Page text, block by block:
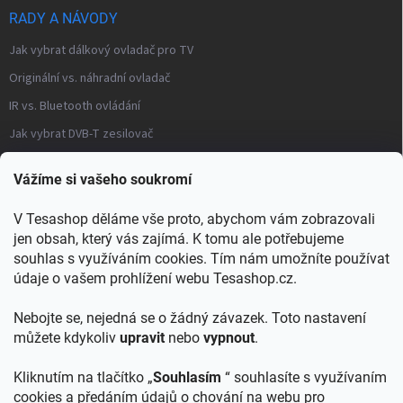
Vážíme si vašeho soukromí
V Tesashop děláme vše proto, abychom vám zobrazovali
jen obsah, který vás zajímá. K tomu ale potřebujeme
souhlas s využíváním cookies. Tím nám umožníte používat
údaje o vašem prohlížení webu Tesashop.cz.
Nebojte se, nejedná se o žádný závazek. Toto nastavení
můžete kdykoliv upravit nebo vypnout.
Kliknutím na tlačítko „Souhlasím “ souhlasíte s využívaním
cookies a předáním údajů o chování na webu pro
RADY A NÁVODY
Jak vybrat dálkový ovladač pro TV
Originální vs. náhradní ovladač
IR vs. Bluetooth ovládání
Jak vybrat DVB-T zesilovač
Distribuce TV signálu
→ Všechny články a návody
KONTAKT
+421903553805